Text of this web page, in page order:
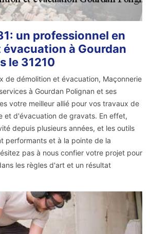
un professionnel en
à Gourdan
le 31210
de démolition et évacuation, Maçonnerie
à Gourdan Polignan et ses
votre meilleur allié pour vos travaux de
et d'évacuation de gravats. En effet,
depuis plusieurs années, et les outils
performants et à la pointe de la
pas à nous confier votre projet pour
les règles d'art et un résultat